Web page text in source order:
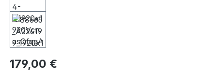
Regulärer Preis:
179,00 €